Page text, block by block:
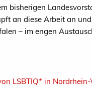
bisherigen
an diese Arbeit an
– im engen
LSBTIQ* in